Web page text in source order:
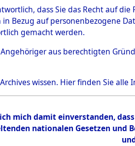
0001
Person
dass Sie das Recht auf
Bezug auf personenbezogene
gemacht werden.
Angehöriger aus berechtigten
wissen. Hierfinden Sie alle
mich damit einverstanden,
nationalen Gesetzen und